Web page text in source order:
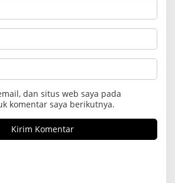
dan situs web saya pada
komentar saya berikutnya.